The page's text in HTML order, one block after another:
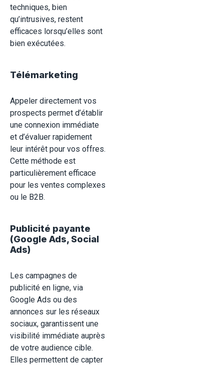
techniques, bien
qu’intrusives, restent
efficaces lorsqu’elles sont
bien exécutées.
Télémarketing
Appeler directement vos
prospects permet d’établir
une connexion immédiate
et d’évaluer rapidement
leur intérêt pour vos offres.
Cette méthode est
particulièrement efficace
pour les ventes complexes
ou le B2B.
Publicité payante
(Google Ads, Social
Ads)
Les campagnes de
publicité en ligne, via
Google Ads ou des
annonces sur les réseaux
sociaux, garantissent une
visibilité immédiate auprès
de votre audience cible.
Elles permettent de capter